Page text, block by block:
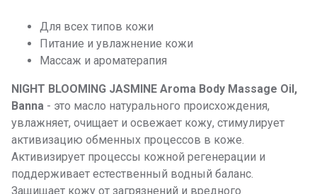
Для всех типов кожи
Питание и увлажнение кожи
Массаж и ароматерапия
NIGHT BLOOMING JASMINE Aroma Body Massage Oil,
Banna - это масло натурального происхождения,
увлажняет, очищает и освежает кожу, стимулирует
активизацию обменных процессов в коже.
Активизирует процессы кожной регенерации и
поддерживает естественный водный баланс.
Защищает кожу от загрязнений и вредного